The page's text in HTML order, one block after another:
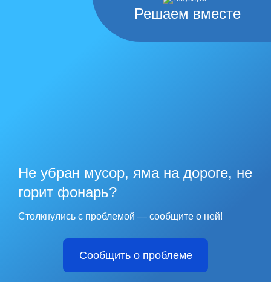
Решаем вместе
Не убран мусор, яма на дороге, не
горит фонарь?
Столкнулись с проблемой — сообщите о ней!
Сообщить о проблеме